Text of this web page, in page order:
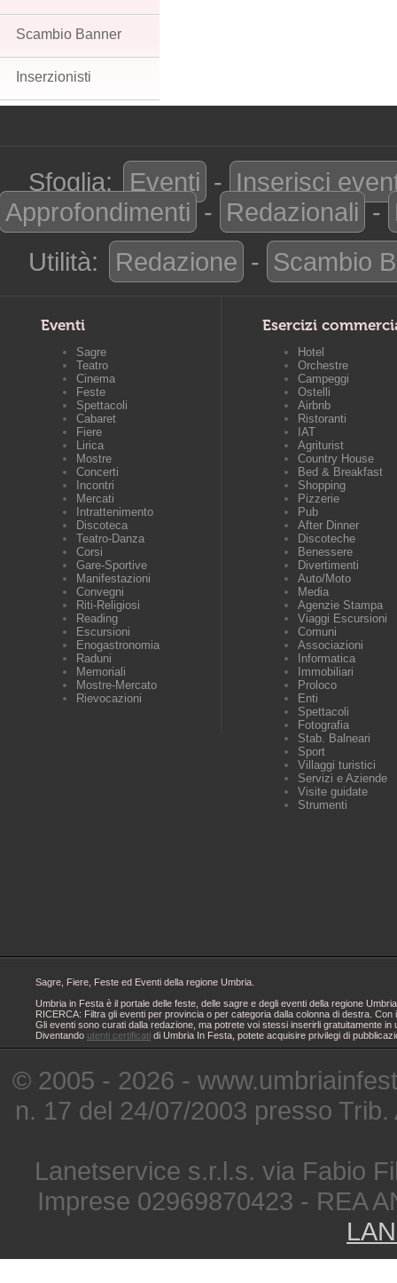
Scambio Banner
Inserzionisti
Sfoglia: Eventi - Inserisci
Approfondimenti - Redazionali -
Utilità:
Redazione - Scambio
Eventi
Sagre
Teatro
Cinema
Feste
Spettacoli
Cabaret
Fiere
Lirica
Mostre
Concerti
Incontri
Mercati
Intrattenimento
Discoteca
Teatro-Danza
Corsi
Gare-Sportive
Manifestazioni
Convegni
Riti-Religiosi
Reading
Escursioni
Enogastronomia
Raduni
Memoriali
Mostre-Mercato
Rievocazioni
Esercizi
Hotel
Orchestre
Campeggi
Ostelli
Airbnb
Ristoranti
IAT
Agriturist
Country House
Bed & Breakfast
Shopping
Pizzerie
Pub
After Dinner
Discoteche
Benessere
Divertimenti
Auto/Moto
Media
Agenzie Stampa
Viaggi Escursioni
Comuni
Associazioni
Informatica
Immobiliari
Proloco
Enti
Spettacoli
Fotografia
Stab. Balneari
Sport
Villaggi turistici
Servizi e Aziende
Visite guidate
Strumenti
Sagre, Fiere, Feste ed Eventi della regione Umbria.
Umbria in Festa è il portale delle feste, delle sagre e degli eventi della regione
RICERCA: Filtra gli eventi per provincia o per categoria dalla colonna di destra.
Gli eventi sono curati dalla redazione, ma potrete voi stessi inserirli gratuitamente
Diventando utenti certificati di Umbria In Festa, potete acquisire privilegi di
© 2005 - 2026 -
n. 17 del 24/07/2003 presso
Lanetservice s.r.l.s. via Fabio
Imprese 02969870423 - REA